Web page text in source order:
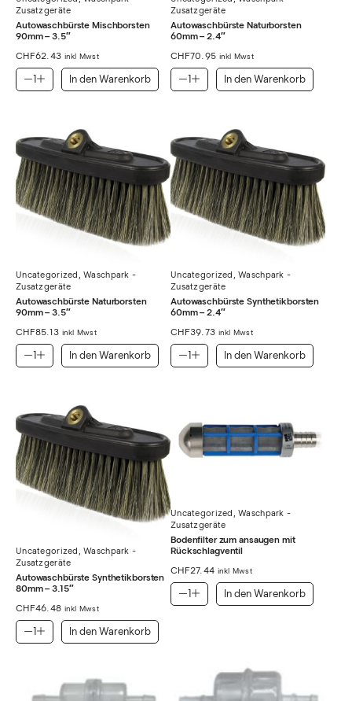
Zusatzgeräte
Autowaschbürste Mischborsten
90mm – 3.5″
CHF62.43 inkl Mwst
In den Warenkorb
Zusatzgeräte
Autowaschbürste Naturborsten
60mm – 2.4″
CHF70.95 inkl Mwst
In den Warenkorb
Uncategorized ,Waschpark -
Zusatzgeräte
Autowaschbürste Naturborsten
90mm – 3.5″
CHF85.13 inkl Mwst
In den Warenkorb
Uncategorized ,Waschpark -
Zusatzgeräte
Autowaschbürste Synthetikborsten
60mm – 2.4″
CHF39.73 inkl Mwst
In den Warenkorb
Uncategorized ,Waschpark -
Zusatzgeräte
Autowaschbürste Synthetikborsten
80mm – 3.15″
CHF46.48 inkl Mwst
In den Warenkorb
Uncategorized ,Waschpark -
Zusatzgeräte
Bodenfilter zum ansaugen mit
Rückschlagventil
CHF27.44 inkl Mwst
In den Warenkorb